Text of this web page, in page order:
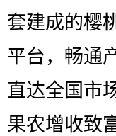
套建成的樱
平台，畅通
直达全国市
果农增收致